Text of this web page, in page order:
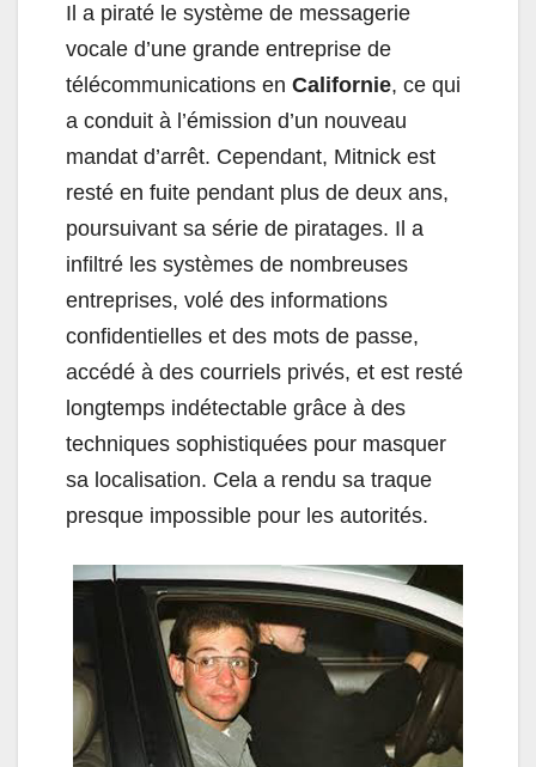
Il a piraté le système de messagerie
vocale d’une grande entreprise de
télécommunications en Californie, ce qui
a conduit à l’émission d’un nouveau
mandat d’arrêt. Cependant, Mitnick est
resté en fuite pendant plus de deux ans,
poursuivant sa série de piratages. Il a
infiltré les systèmes de nombreuses
entreprises, volé des informations
confidentielles et des mots de passe,
accédé à des courriels privés, et est resté
longtemps indétectable grâce à des
techniques sophistiquées pour masquer
sa localisation. Cela a rendu sa traque
presque impossible pour les autorités.